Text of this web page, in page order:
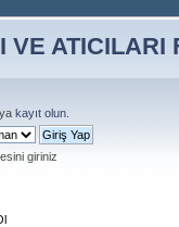
kayıt olun
giriniz